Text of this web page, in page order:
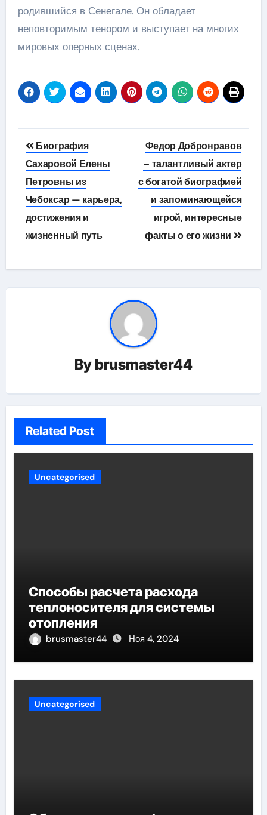
родившийся в Сенегале. Он обладает
неповторимым тенором и выступает на многих
мировых оперных сценах.
Навигация
по
записям
Биография
Сахаровой Елены
Петровны из
Чебоксар — карьера,
достижения и
жизненный путь
Федор Добронравов
– талантливый актер
с богатой биографией
и запоминающейся
игрой, интересные
факты о его жизни
By brusmaster44
Related Post
Uncategorised
Способы расчета расхода
теплоносителя для системы
отопления
brusmaster44 Ноя 4, 2024
Uncategorised